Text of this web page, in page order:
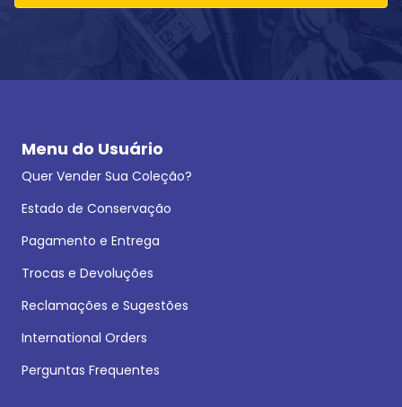
Menu do Usuário
Quer Vender Sua Coleção?
Estado de Conservação
Pagamento e Entrega
Trocas e Devoluções
Reclamações e Sugestões
International Orders
Perguntas Frequentes